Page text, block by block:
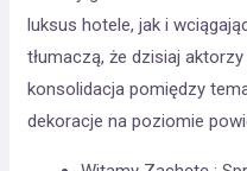
luksus hotele, jak i
tłumaczą, że dzisiaj
konsolidacja pomiędzy
dekoracje na poziomie